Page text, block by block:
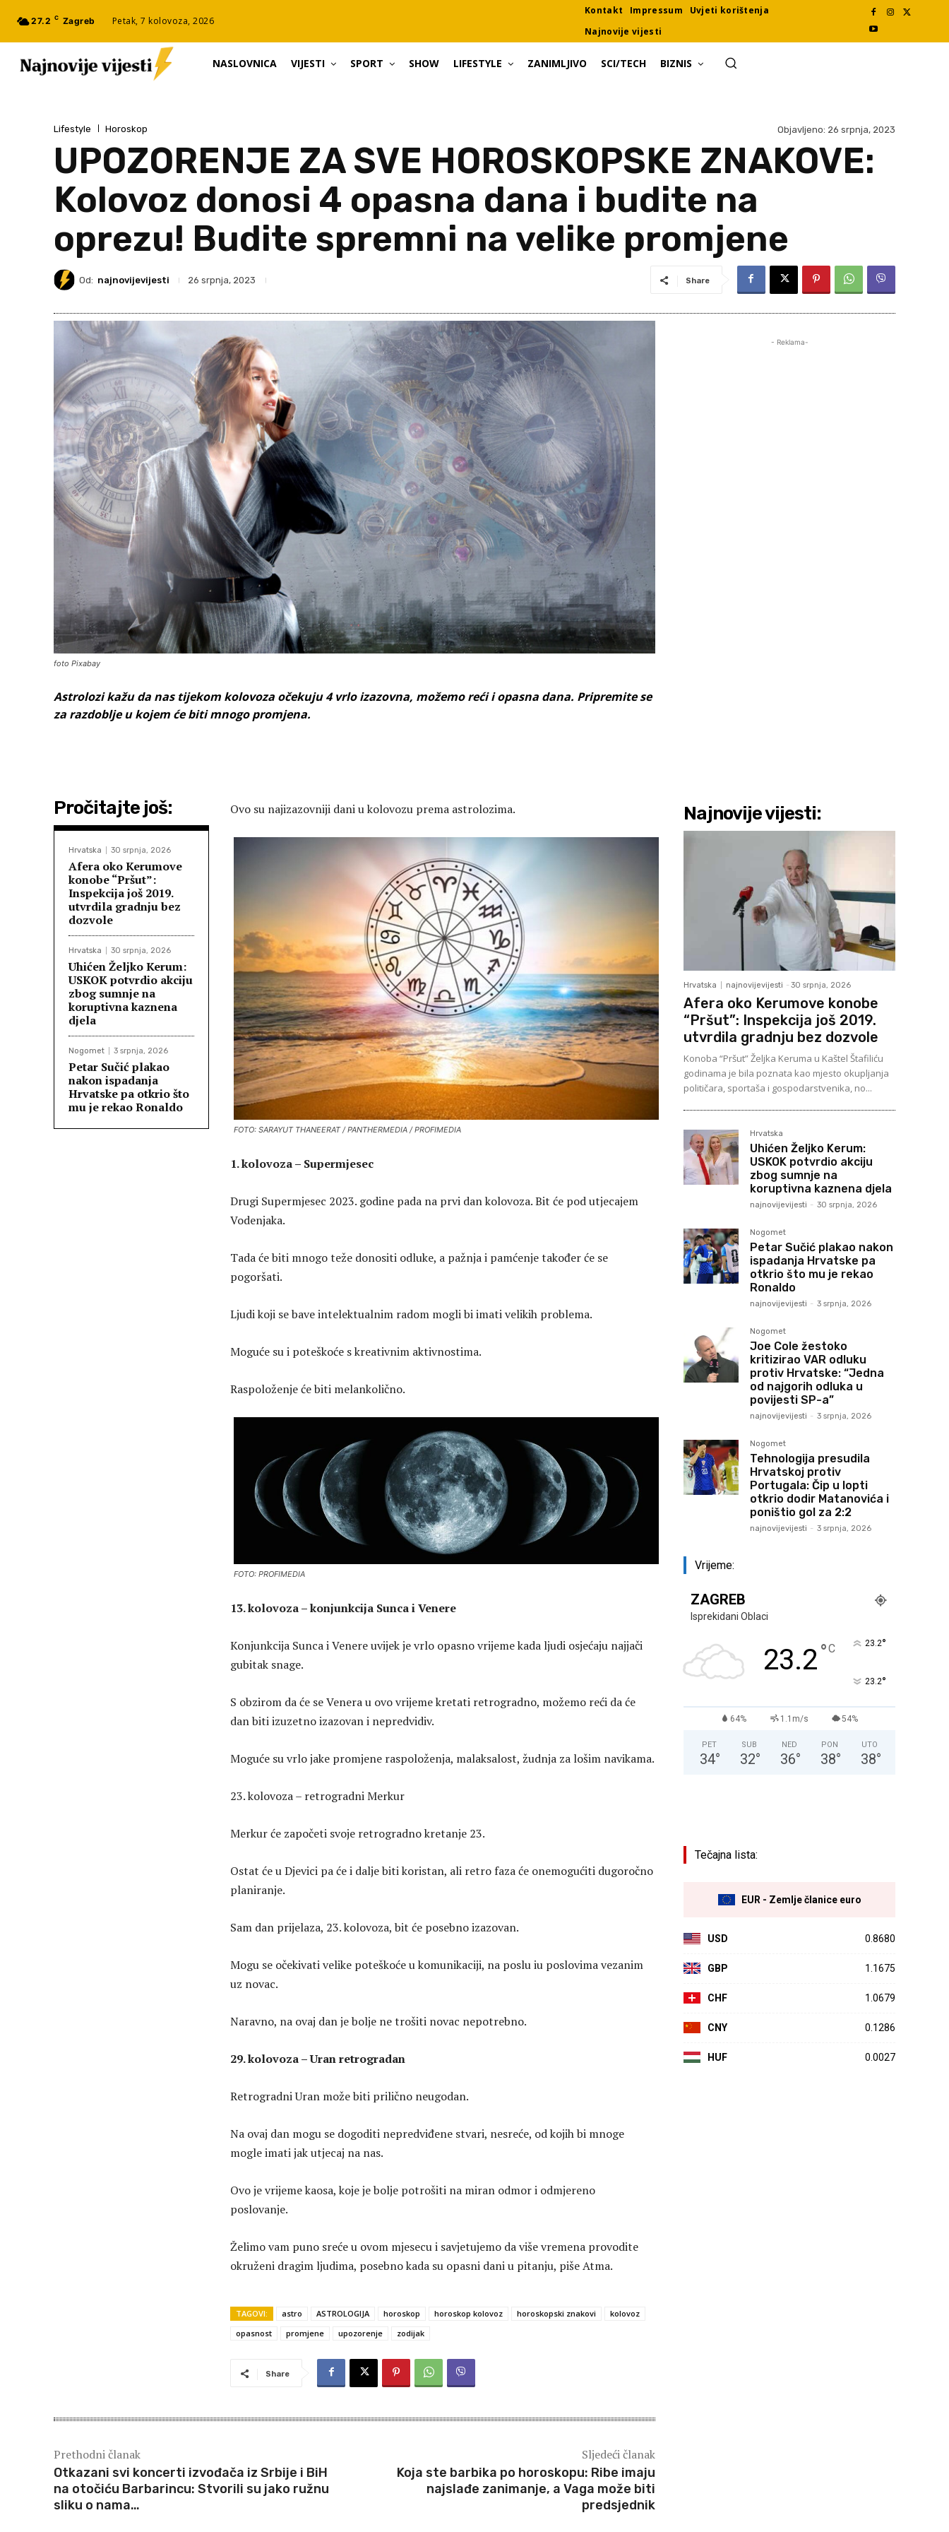
27.2 C Zagreb Petak, 7 kolovoza, 2026
Kontakt Impressum
Uvjeti korištenja
Najnovije vijesti
NASLOVNICA VIJESTI SPORT SHOW LIFESTYLE ZANIMLJIVO SCI/TECH BIZNIS
Lifestyle Horoskop Objavljeno: 26 srpnja, 2023
UPOZORENJE ZA SVE HOROSKOPSKE ZNAKOVE:
Kolovoz donosi 4 opasna dana i budite na
oprezu! Budite spremni na velike promjene
Od: najnovijevijesti 26 srpnja, 2023 Share
foto Pixabay
Astrolozi kažu da nas tijekom kolovoza očekuju 4 vrlo izazovna, možemo reći i opasna dana. Pripremite se
za razdoblje u kojem će biti mnogo promjena.
Pročitajte još:
Hrvatska 30 srpnja, 2026
Afera oko Kerumove
konobe “Pršut”:
Inspekcija još 2019.
utvrdila gradnju bez
dozvole
Hrvatska 30 srpnja, 2026
Uhićen Željko Kerum:
USKOK potvrdio akciju
zbog sumnje na
koruptivna kaznena
djela
Nogomet 3 srpnja, 2026
Petar Sučić plakao
nakon ispadanja
Hrvatske pa otkrio što
mu je rekao Ronaldo
Ovo su najizazovniji dani u kolovozu prema astrolozima.
FOTO: SARAYUT THANEERAT / PANTHERMEDIA / PROFIMEDIA
1. kolovoza – Supermjesec
Drugi Supermjesec 2023. godine pada na prvi dan kolovoza. Bit će pod utjecajem
Vodenjaka.
Tada će biti mnogo teže donositi odluke, a pažnja i pamćenje također će se
pogoršati.
Ljudi koji se bave intelektualnim radom mogli bi imati velikih problema.
Moguće su i poteškoće s kreativnim aktivnostima.
Raspoloženje će biti melankolično.
FOTO: PROFIMEDIA
13. kolovoza – konjunkcija Sunca i Venere
Konjunkcija Sunca i Venere uvijek je vrlo opasno vrijeme kada ljudi osjećaju najjači
gubitak snage.
S obzirom da će se Venera u ovo vrijeme kretati retrogradno, možemo reći da će
dan biti izuzetno izazovan i nepredvidiv.
Moguće su vrlo jake promjene raspoloženja, malaksalost, žudnja za lošim navikama.
23. kolovoza – retrogradni Merkur
Merkur će započeti svoje retrogradno kretanje 23.
Ostat će u Djevici pa će i dalje biti koristan, ali retro faza će onemogućiti dugoročno
planiranje.
Sam dan prijelaza, 23. kolovoza, bit će posebno izazovan.
Mogu se očekivati ​​velike poteškoće u komunikaciji, na poslu iu poslovima vezanim
uz novac.
Naravno, na ovaj dan je bolje ne trošiti novac nepotrebno.
29. kolovoza – Uran retrogradan
Retrogradni Uran može biti prilično neugodan.
Na ovaj dan mogu se dogoditi nepredviđene stvari, nesreće, od kojih bi mnoge
mogle imati jak utjecaj na nas.
Ovo je vrijeme kaosa, koje je bolje potrošiti na miran odmor i odmjereno
poslovanje.
Želimo vam puno sreće u ovom mjesecu i savjetujemo da više vremena provodite
okruženi dragim ljudima, posebno kada su opasni dani u pitanju, pišeAtma.
TAGOVI: astro ASTROLOGIJA horoskop horoskop kolovoz horoskopski znakovi
kolovoz
opasnost
promjene upozorenje zodijak
Share
Prethodni članak
Otkazani svi koncerti izvođača iz Srbije i BiH
na otočiću Barbarincu: Stvorili su jako ružnu
sliku o nama…
Sljedeći članak
Koja ste barbika po horoskopu: Ribe imaju
najslađe zanimanje, a Vaga može biti
predsjednik
- Reklama-
Najnovije vijesti:
Hrvatska najnovijevijesti - 30 srpnja, 2026
Afera oko Kerumove konobe
“Pršut”: Inspekcija još 2019.
utvrdila gradnju bez dozvole
Konoba “Pršut” Željka Keruma u Kaštel Štafiliću
godinama je bila poznata kao mjesto okupljanja
političara, sportaša i gospodarstvenika, no...
Hrvatska
Uhićen Željko Kerum:
USKOK potvrdio akciju
zbog sumnje na
koruptivna kaznena djela
najnovijevijesti - 30 srpnja, 2026
Nogomet
Petar Sučić plakao nakon
ispadanja Hrvatske pa
otkrio što mu je rekao
Ronaldo
najnovijevijesti - 3 srpnja, 2026
Nogomet
Joe Cole žestoko
kritizirao VAR odluku
protiv Hrvatske: “Jedna
od najgorih odluka u
povijesti SP-a”
najnovijevijesti - 3 srpnja, 2026
Nogomet
Tehnologija presudila
Hrvatskoj protiv
Portugala: Čip u lopti
otkrio dodir Matanovića i
poništio gol za 2:2
najnovijevijesti - 3 srpnja, 2026
Vrijeme:
ZAGREB
Isprekidani Oblaci
23.2°C 23.2°
23.2°
64% 1.1m/s 54%
PET
34°
SUB
32°
NED
36°
PON
38°
UTO
38°
Tečajna lista:
EUR - Zemlje članice euro
USD 0.8680
GBP 1.1675
CHF 1.0679
CNY 0.1286
HUF 0.0027